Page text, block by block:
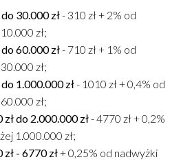
30.000 zł- 310 zł + 2% od
zł;
60.000 zł- 710 zł + 1% od
zł;
1.000.000 zł- 1010 zł + 0,4% od
zł;
do 2.000.000 zł- 4770 zł + 0,2%
1.000.000 zł;
- 6770 zł+ 0,25% od nadwyżki